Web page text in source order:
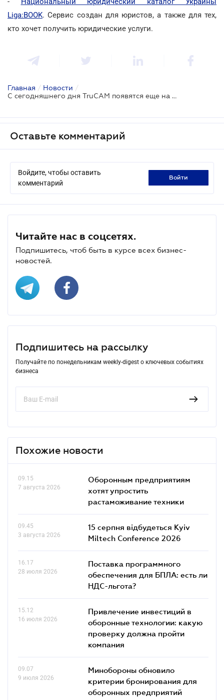
Liga:BOOK. Сервис создан для юристов, а также для тех,
кто хочет получить юридические услуги.
Главная / Новости /
С сегодняшнего дня TruCAM появятся еще на 57 участках дорог страны
Оставьте комментарий
Войдите, чтобы оставить
комментарий
войти
Читайте нас в соцсетях.
Подпишитесь, чтоб быть в курсе всех бизнес-
новостей.
Подпишитесь на рассылку
Получайте по понедельникам weekly-digest о ключевых событиях
бизнеса
Похожие новости
09.15
7 августа 2026
Оборонным предприятиям
хотят упростить
растаможивание техники
09.45
3 августа 2026
15 серпня відбудеться Kyiv
Miltech Conference 2026
16.17
28 июля 2026
Поставка программного
обеспечения для БПЛА: есть ли
НДС-льгота?
15.12
16 июля 2026
Привлечение инвестиций в
оборонные технологии: какую
проверку должна пройти
компания
09.07
9 июля 2026
Минобороны обновило
критерии бронирования для
оборонных предприятий